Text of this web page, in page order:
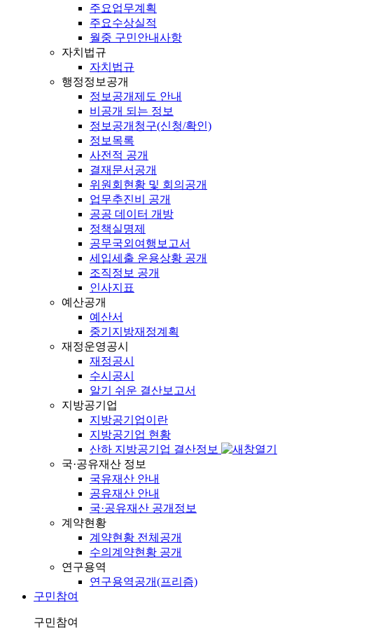
주요업무계획
주요수상실적
월중 구민안내사항
자치법규
자치법규
행정정보공개
정보공개제도 안내
비공개 되는 정보
정보공개청구(신청/확인)
정보목록
사전적 공개
결재문서공개
위원회현황 및 회의공개
업무추진비 공개
공공 데이터 개방
정책실명제
공무국외여행보고서
세입세출 운용상황 공개
조직정보 공개
인사지표
예산공개
예산서
중기지방재정계획
재정운영공시
재정공시
수시공시
알기 쉬운 결산보고서
지방공기업
지방공기업이란
지방공기업 현황
산하 지방공기업 결산정보
국·공유재산 정보
국유재산 안내
공유재산 안내
국·공유재산 공개정보
계약현황
계약현황 전체공개
수의계약현황 공개
연구용역
연구용역공개(프리즘)
구민참여
구민참여